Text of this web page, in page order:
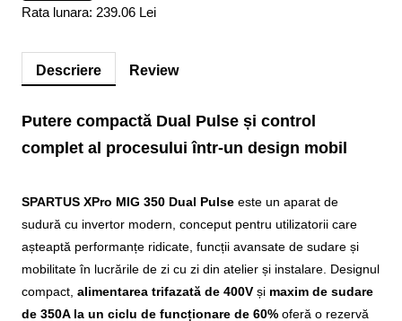
Rata lunara: 239.06 Lei
Descriere Review
Putere compactă Dual Pulse și control
complet al procesului într-un design mobil
SPARTUS XPro MIG 350 Dual Pulse este un aparat de
sudură cu invertor modern, conceput pentru utilizatorii care
așteaptă performanțe ridicate, funcții avansate de sudare și
mobilitate în lucrările de zi cu zi din atelier și instalare. Designul
compact, alimentarea trifazată de 400V și maxim de sudare
de 350A la un ciclu de funcționare de 60% oferă o rezervă